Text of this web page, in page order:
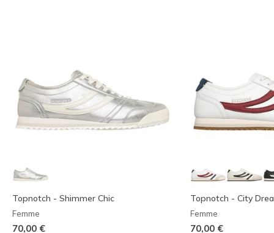
Topnotch - Shimmer Chic
Femme
70,00 €
Topnotch - City
Femme
70,00 €